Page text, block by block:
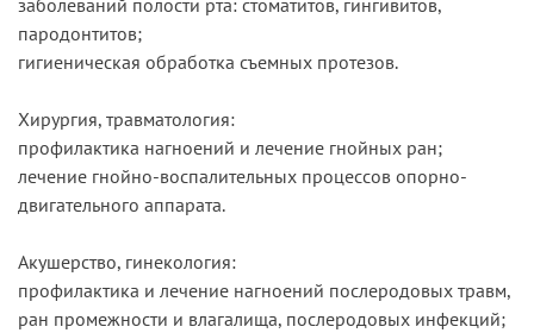
пародонтитов;
гигиеническая обработка съемных протезов.
Хирургия, травматология:
профилактика нагноений и лечение гнойных ран;
лечение гнойно-воспалительных процессов опорно-
двигательного аппарата.
Акушерство, гинекология:
профилактика и лечение нагноений послеродовых травм,
ран промежности и влагалища, послеродовых инфекций;